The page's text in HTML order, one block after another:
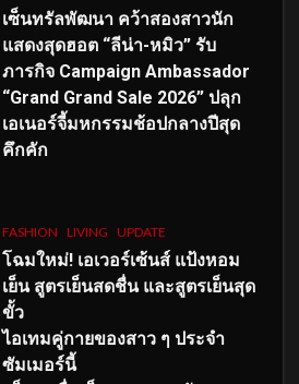
เซ็นทรัลพัฒนา คว้าสองสาวนัก
แสดงสุดฮอต “ลีน่า-หมิว” รับ
ภารกิจ Campaign Ambassador
“Grand Grand Sale 2026” ปลุก
เอเนอร์จี้มหกรรมช้อปกลางปีสุด
คึกคัก
FASHION LIVING UPDATE
โฉมใหม่! เอเวอร์เซ้นส์ แป้งหอม
เย็น สูตรเย็นสดชื่น และสูตรเย็นสุด
ขั้ว
ไอเทมคู่กายของสาว ๆ ประจำ
ซัมเมอร์นี้